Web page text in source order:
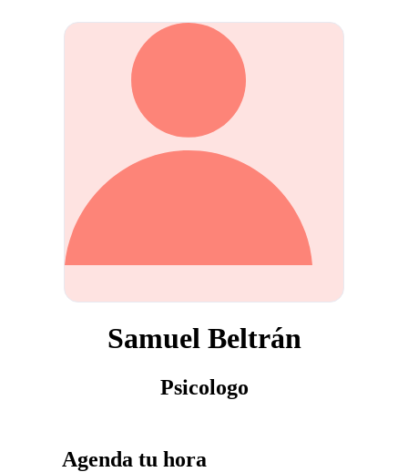
Samuel Beltrán
Psicologo
Agenda tu hora